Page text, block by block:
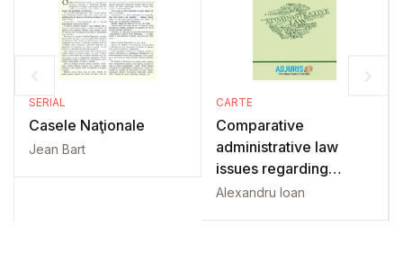
SERIAL
Casele Naţionale
Jean Bart
CARTE
Comparative
administrative law
issues regarding
central and local
Alexandru Ioan